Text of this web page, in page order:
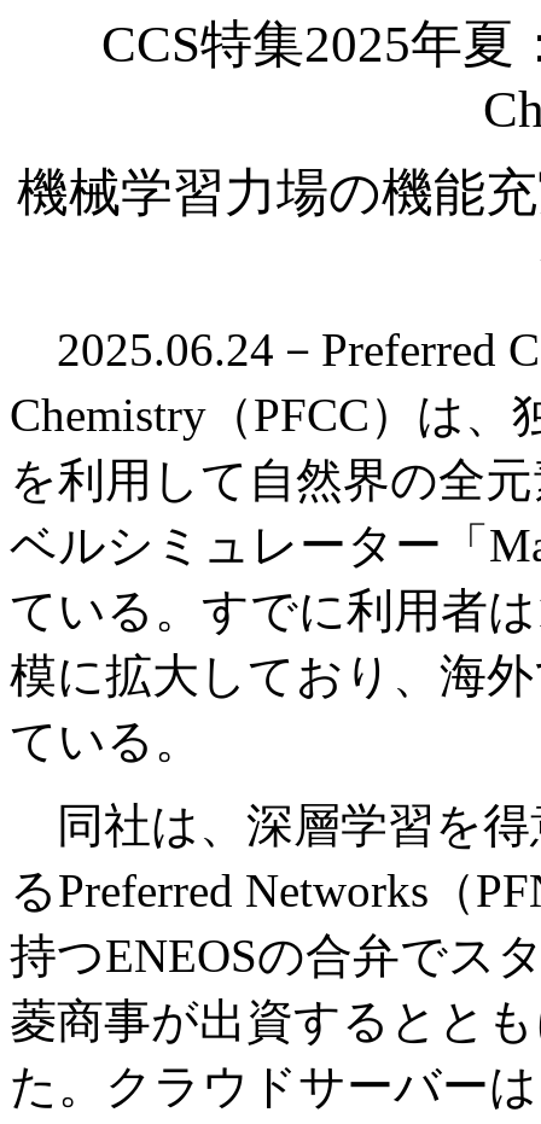
CCS特集2025年夏
機械学習力場の機能
2025.06.24－Preferred
Chemistry（PFCC）は
を利用して自然界の全
ベルシミュレーター「
ている。すでに利用者
模に拡大しており、海
ている。
同社は、深層学習を
るPreferred Networks（
持つENEOSの合弁でス
菱商事が出資するとと
た。クラウドサーバー